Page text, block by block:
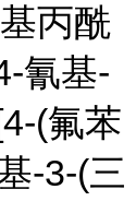
丙酰
氰基-
(氟苯
-3-(三